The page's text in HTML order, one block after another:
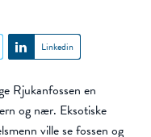
Linkedin
Rjukanfossen en
og nær. Eksotiske
ville se fossen og